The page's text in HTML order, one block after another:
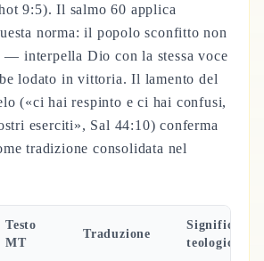
9:5). Il salmo 60 applica
norma: il popolo sconfitto non
— interpella Dio con la stessa voce
lodato in vittoria. Il lamento del
(«ci hai respinto e ci hai confusi,
eserciti», Sal 44:10) conferma
tradizione consolidata nel
Testo
MT
Traduzione
Significato
teologico